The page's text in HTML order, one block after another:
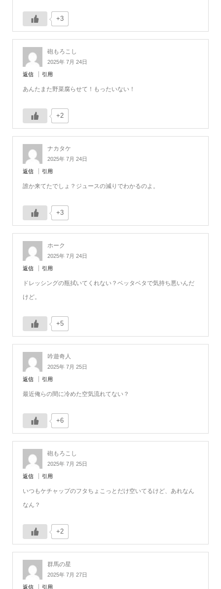
+3
砲もろこし
2025年 7月 24日
返信 引用
あんたまた野菜腐らせて！もったいない！
+2
ナカタケ
2025年 7月 24日
返信 引用
誰か来てたでしょ？ジュースの減りでわかるのよ。
+3
ホーク
2025年 7月 24日
返信 引用
ドレッシングの瓶拭いてくれない？ベッタベタで気持ち悪いんだ
けど。
+5
吟遊奇人
2025年 7月 25日
返信 引用
最近俺らの間に冷めた空気流れてない？
+6
砲もろこし
2025年 7月 25日
返信 引用
いつもケチャップのフタちょこっとだけ空いてるけど、あれなん
なん？
+2
群馬の星
2025年 7月 27日
返信 引用